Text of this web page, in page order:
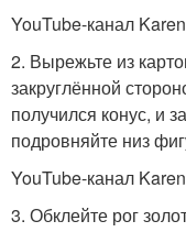
YouTube-канал
2. Вырежьте из
закруглённой
получился конус, и
подровняйте низ
YouTube-канал
3. Обклейте рог